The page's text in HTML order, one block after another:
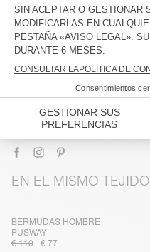
DESCRIPCIÓN
TALLA Y CORTE
COMPOSICIÓN
CUIDADO
TRAZABILIDAD
ENTREGA Y DEVOLUCIONES
EN EL MISMO TEJIDO
BERMUDAS HOMBRE
PUSWAY
€ 110
€ 77